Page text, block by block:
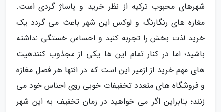
شهرهای محبوب ترکیه از نظر خرید و پاساژ گردی است.
مغازه های رنگارنگ و لوکس این شهر باعث می گردد یک
خرید لذت بخش را تجربه کنید و احساس خستگی نداشته
باشید؛ اما در کنار تمام این ها یکی از مجذوب کنندهیت
های مهم خرید از ازمیر این است که در انتها هر فصل مغازه
و فروشگاه های متعدد تخفیفات خوبی روی اجناس خود می
زنند؛ بنابراین اگر می خواهید در زمان تخفیف به این شهر